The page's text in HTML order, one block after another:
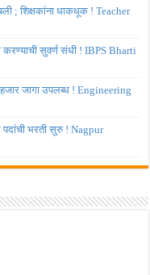
; शिक्षकांना धाकधूक ! Teacher
करण्याची सुवर्ण संधी ! IBPS Bharti
हजार जागा उपलब्ध ! Engineering
पदांची भरती सुरु ! Nagpur